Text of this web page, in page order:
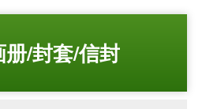
册/封套/信封